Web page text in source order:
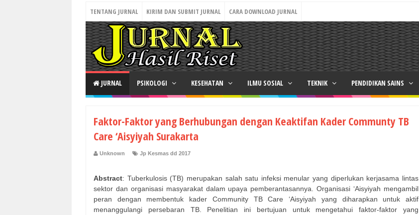
TENTANG JURNAL KIRIM DAN SUBMIT JURNAL CARA DOWNLOAD JURNAL
JURNAL PSIKOLOGI KESEHATAN ILMU SOSIAL TEKNIK PENDIDIKAN SAINS
Faktor-Faktor yang Berhubungan dengan Keaktifan Kader Communty TB
Care ‘Aisyiyah Surakarta
Unknown Jp Kesmas dd 2017
Abstract: Tuberkulosis (TB) merupakan salah satu infeksi menular yang diperlukan kerjasama lintas
sektor dan organisasi masyarakat dalam upaya pemberantasannya. Organisasi ‘Aisyiyah mengambil
peran dengan membentuk kader Community TB Care ‘Aisyiyah yang diharapkan untuk aktif
menanggulangi persebaran TB. Penelitian ini bertujuan untuk mengetahui faktor-faktor yang